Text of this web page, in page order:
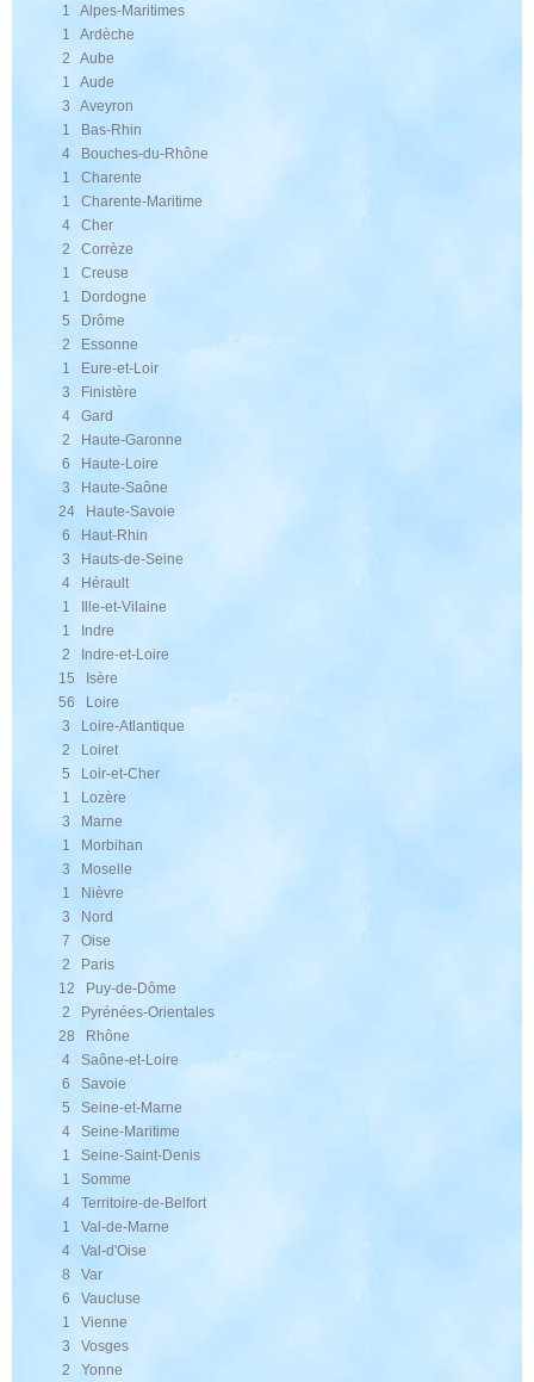
1 Alpes-Maritimes
1 Ardèche
2 Aube
1 Aude
3 Aveyron
1 Bas-Rhin
4 Bouches-du-Rhône
1 Charente
1 Charente-Maritime
4 Cher
2 Corrèze
1 Creuse
1 Dordogne
5 Drôme
2 Essonne
1 Eure-et-Loir
3 Finistère
4 Gard
2 Haute-Garonne
6 Haute-Loire
3 Haute-Saône
24 Haute-Savoie
6 Haut-Rhin
3 Hauts-de-Seine
4 Hérault
1 Ille-et-Vilaine
1 Indre
2 Indre-et-Loire
15 Isère
56 Loire
3 Loire-Atlantique
2 Loiret
5 Loir-et-Cher
1 Lozère
3 Marne
1 Morbihan
3 Moselle
1 Nièvre
3 Nord
7 Oise
2 Paris
12 Puy-de-Dôme
2 Pyrénées-Orientales
28 Rhône
4 Saône-et-Loire
6 Savoie
5 Seine-et-Marne
4 Seine-Maritime
1 Seine-Saint-Denis
1 Somme
4 Territoire-de-Belfort
1 Val-de-Marne
4 Val-d'Oise
8 Var
6 Vaucluse
1 Vienne
3 Vosges
2 Yonne